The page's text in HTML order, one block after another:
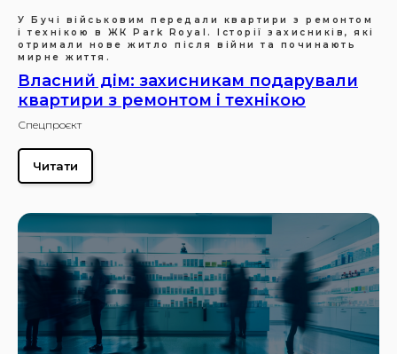
У Бучі військовим передали квартири з ремонтом
і технікою в ЖК Park Royal. Історії захисників, які
отримали нове житло після війни та починають
мирне життя.
Власний дім: захисникам подарували
квартири з ремонтом і технікою
Спецпроєкт
Читати